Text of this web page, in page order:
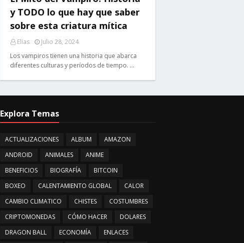
y TODO lo que hay que saber
sobre esta criatura mítica
Elias
Julio 28, 2024
Los vampiros tienen una historia que abarca
diferentes culturas y períodos de tiempo. …
Explora Temas
ACTUALIZACIONES ALBUM
AMAZON
ANDROID
ANIMALES
ANIME
BENEFICIOS
BIOGRAFÍA
BITCOIN
BOXEO
CALENTAMIENTO GLOBAL
CALOR
CAMBIO CLIMATICO
CHISTES
COSTUMBRES
CRIPTOMONEDAS
CÓMO HACER
DOLARES
DRAGON BALL
ECONOMÍA
ENLACES